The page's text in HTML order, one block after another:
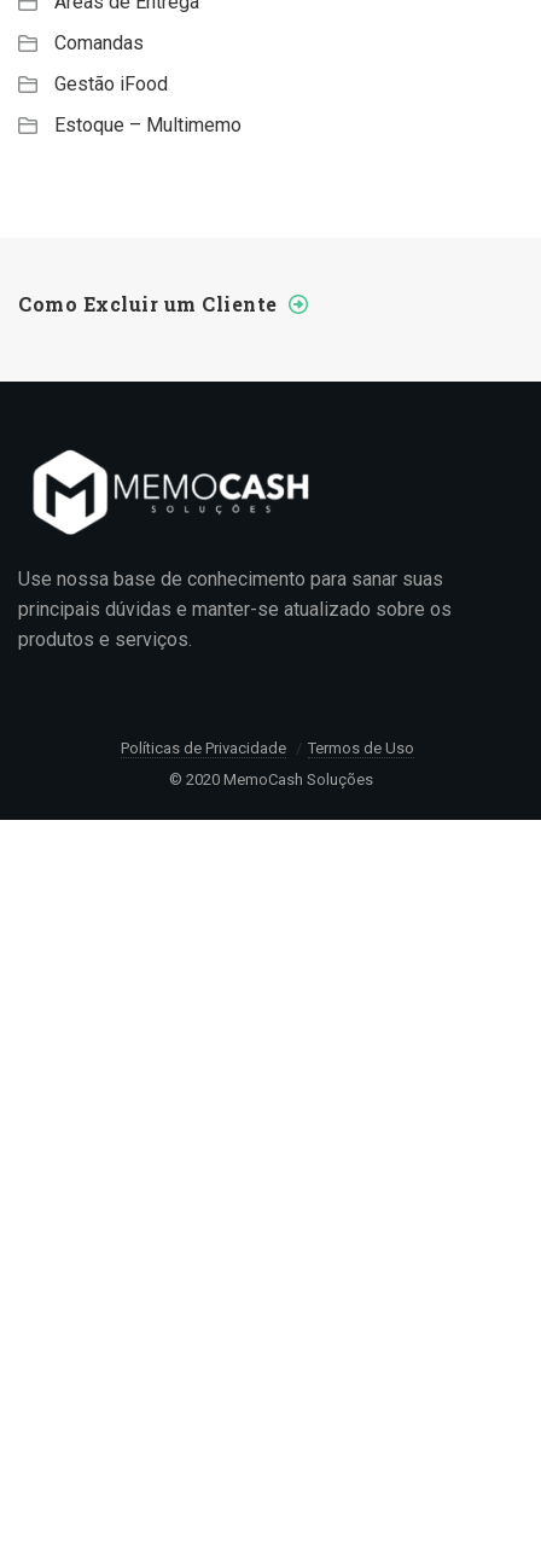
Comandas
Gestão iFood
Estoque – Multimemo
Como Excluir um Cliente
Use nossa base de conhecimento para sanar suas
principais dúvidas e manter-se atualizado sobre os
produtos e serviços.
Políticas de Privacidade
Termos de Uso
© 2020 MemoCash Soluções